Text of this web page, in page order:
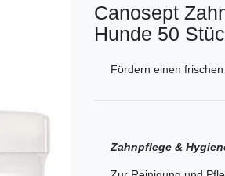
Canosept
Hunde 50
Fördern einen frischen
Zahnpflege &